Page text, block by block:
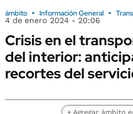
ámbito Información General
4 de enero 2024 - 20:06
Crisis en el
del interior:
recortes del
+ Agregar ámbito